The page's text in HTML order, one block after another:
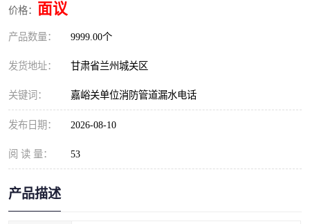
价格： 面议
产品数量： 9999.00个
发货地址： 甘肃省兰州城关区
关键词： 嘉峪关单位消防管道漏水电话
发布日期： 2026-08-10
阅 读 量： 53
产品描述